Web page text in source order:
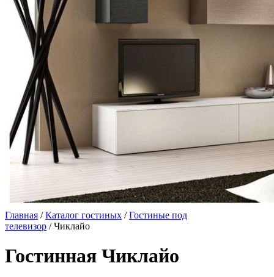
Главная /Каталог гостиных /Гостиные под
телевизор / Чиклайо
Гостинная Чиклайо